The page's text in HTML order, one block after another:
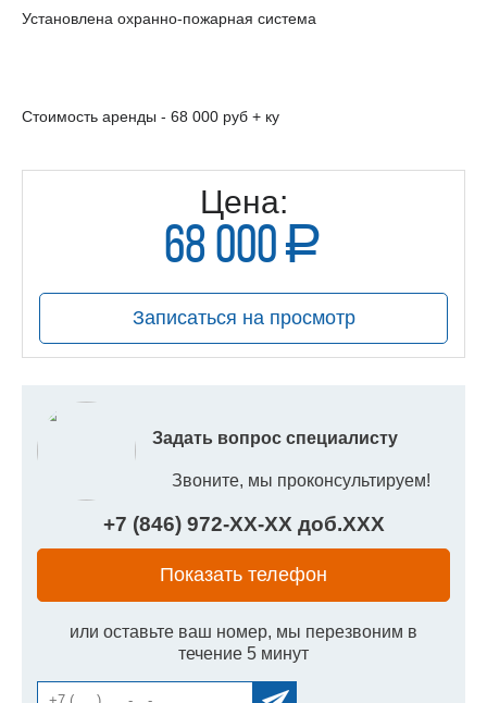
Установлена охранно-пожарная система
Стоимость аренды - 68 000 руб + ку
Цена:
68 000 a
руб.
Записаться на просмотр
Задать вопрос специалисту
Звоните, мы проконсультируем!
+7 (846) 972-XX-XXдоб.XXX
Показать телефон
или оставьте ваш номер, мы перезвоним в
течение 5 минут